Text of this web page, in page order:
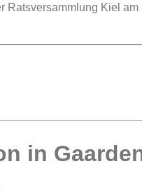
Ratsversammlung Kiel am
in